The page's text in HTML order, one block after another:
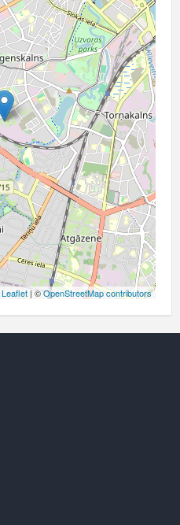
Leaflet | ©OpenStreetMap contributors